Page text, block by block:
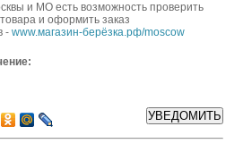
и МО есть возможность проверить
и оформить заказ
- www.магазин-берёзка.рф/moscow